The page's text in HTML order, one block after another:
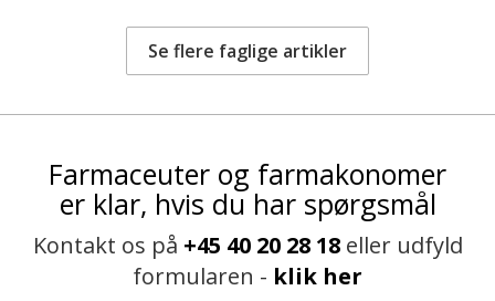
Se flere faglige artikler
Farmaceuter og farmakonomer
er klar, hvis du har spørgsmål
Kontakt os på +45 40 20 28 18eller udfyld
formularen - klik her